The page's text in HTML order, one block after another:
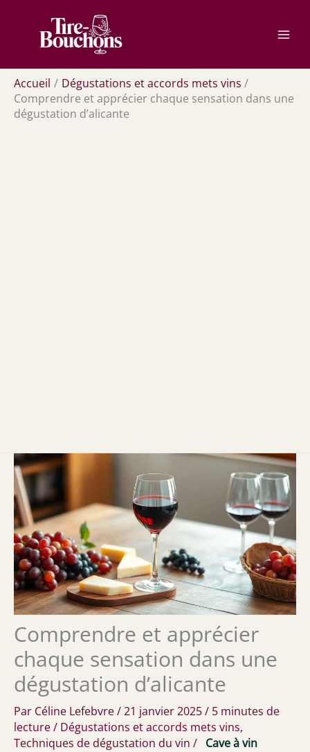
contenu
Accueil
Dégustations et accords mets vins
Comprendre et apprécier chaque sensation dans une
dégustation d’alicante
Comprendre et apprécier
chaque sensation dans une
dégustation d’alicante
Par Céline Lefebvre/21 janvier 2025/ 5 minutes de
lecture/ Dégustations et accords mets vins,
Techniques de dégustation du vin / Cave à vin